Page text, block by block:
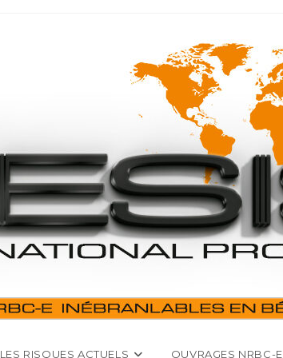
LES RISQUES ACTUELS OUVRAGES NRBC-E